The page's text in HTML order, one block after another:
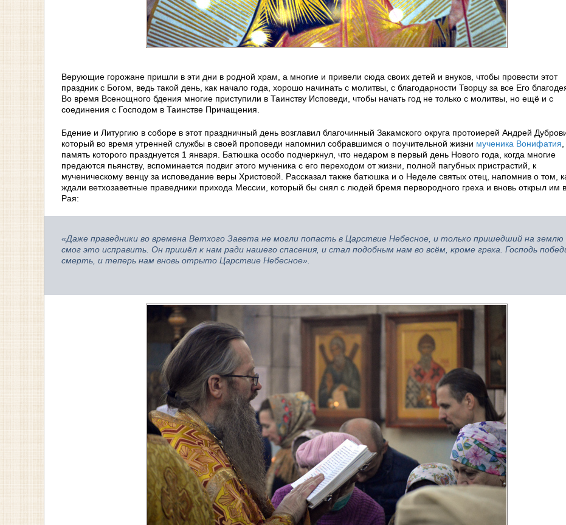
Верующие горожане пришли в эти дни в родной храм, а многие и привели сюда своих детей и внуков, чтобы провести этот
праздник с Богом, ведь такой день, как начало года, хорошо начинать с молитвы, с благодарности Творцу за все Его
Во время Всенощного бдения многие приступили в Таинству Исповеди, чтобы начать год не только с молитвы, но ещё и с
соединения с Господом в Таинстве Причащения.
Бдение и Литургию в соборе в этот праздничный день возглавил благочинный Закамского округа протоиерей Андрей
который во время утренней службы в своей проповеди напомнил собравшимся о поучительной жизни мученика Вонифатия,
память которого празднуется 1 января. Батюшка особо подчеркнул, что недаром в первый день Нового года, когда многие
предаются пьянству, вспоминается подвиг этого мученика с его переходом от жизни, полной пагубных пристрастий, к
мученическому венцу за исповедание веры Христовой. Рассказал также батюшка и о Неделе святых отец, напомнив о том,
ждали ветхозаветные праведники прихода Мессии, который бы снял с людей бремя первородного греха и вновь открыл им
Рая:
«Даже праведники во времена Ветхого Завета не могли попасть в Царствие Небесное, и только пришедший на землю
смог это исправить. Он пришёл к нам ради нашего спасения, и стал подобным нам во всём, кроме греха. Господь
смерть, и теперь нам вновь отрыто Царствие Небесное».